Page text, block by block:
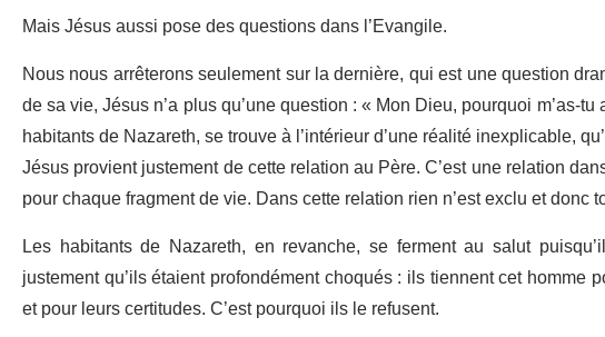
Mais Jésus aussi pose des questions dans l’Evangile.
Nous nous arrêterons seulement sur la dernière, qui est une question
de sa vie, Jésus n’a plus qu’une question : « Mon Dieu, pourquoi m’as-
habitants de Nazareth, se trouve à l’intérieur d’une réalité inexplicable,
Jésus provient justement de cette relation au Père. C’est une relation
pour chaque fragment de vie. Dans cette relation rien n’est exclu et donc
Les habitants de Nazareth, en revanche, se ferment au salut
justement qu’ils étaient profondément choqués : ils tiennent cet
et pour leurs certitudes. C’est pourquoi ils le refusent.